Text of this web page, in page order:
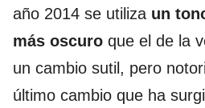
año 2014 se utiliza un
más oscuro que el de la
un cambio sutil, pero
último cambio que ha